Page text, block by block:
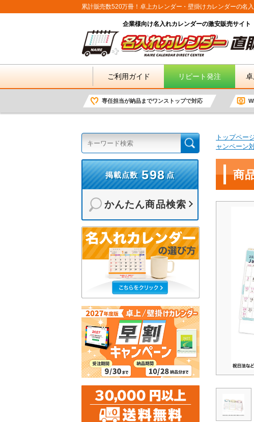
累計販売数520万冊！卓上カレンダー・壁掛けカレンダーの名
企業様向け名入れカレンダーの激安販売サイト
ご利用ガイド リピート発注
専任担当が納品までワンストップで対応
トップペー
ャンペーン
商
掲載点数 598点
かんたん商品検索